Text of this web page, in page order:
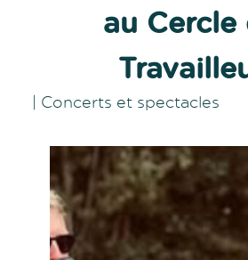
au Cercle
| Concerts et spectacles